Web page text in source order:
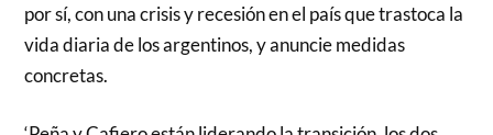
por sí, con una crisis y recesión en el país que trastoca la
vida diaria de los argentinos, y anuncie medidas
concretas.